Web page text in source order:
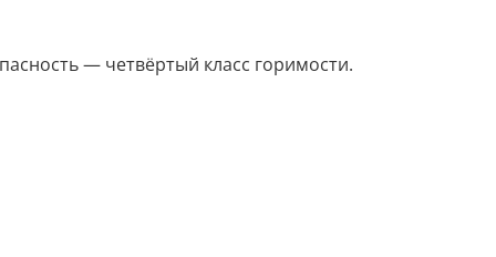
— четвёртый класс горимости.